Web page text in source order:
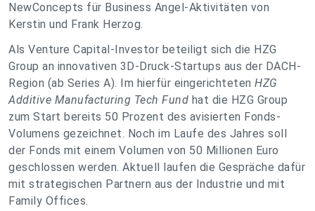
NewConcepts für Business Angel-Aktivitäten von
Kerstin und Frank Herzog.
Als Venture Capital-Investor beteiligt sich die HZG
Group an innovativen 3D-Druck-Startups aus der DACH-
Region (ab Series A). Im hierfür eingerichteten HZG
Additive Manufacturing Tech Fund hat die HZG Group
zum Start bereits 50 Prozent des avisierten Fonds-
Volumens gezeichnet. Noch im Laufe des Jahres soll
der Fonds mit einem Volumen von 50 Millionen Euro
geschlossen werden. Aktuell laufen die Gespräche dafür
mit strategischen Partnern aus der Industrie und mit
Family Offices.